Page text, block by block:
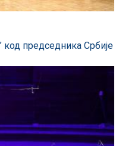
код председника Србије